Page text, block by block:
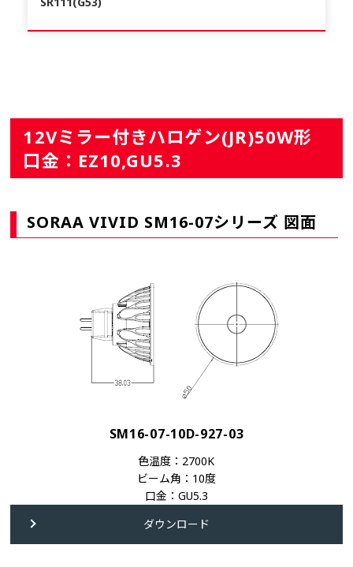
12Vミラー付きハロゲン(JR)50W形
口金：EZ10,GU5.3
SORAA VIVID SM16-07シリーズ 図面
SM16-07-10D-927-03
色温度：2700K
ビーム角：10度
口金：GU5.3
ダウンロード